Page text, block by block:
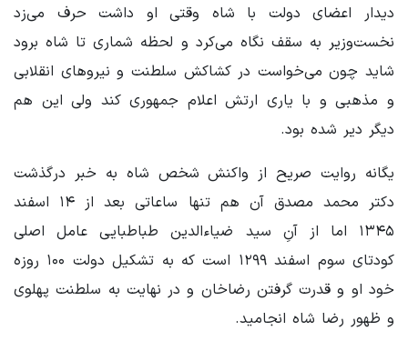
دیدار اعضای دولت با شاه وقتی او داشت حرف می‌زد
نخست‌وزیر به سقف نگاه می‌کرد و لحظه شماری تا شاه برود
شاید چون می‌خواست در کشاکش سلطنت و نیروهای انقلابی
و مذهبی و با یاری ارتش اعلام جمهوری کند ولی این هم
دیگر دیر شده بود.
یگانه روایت صریح از واکنش شخص شاه به خبر درگذشت
دکتر محمد مصدق آن هم تنها ساعاتی بعد از ۱۴ اسفند
۱۳۴۵ اما از آنِ سید ضیاءالدین طباطبایی عامل اصلی
کودتای سوم اسفند ۱۲۹۹ است که به تشکیل دولت ۱۰۰ روزه
خود او و قدرت گرفتن رضاخان و در نهایت به سلطنت پهلوی
و ظهور رضا شاه انجامید.